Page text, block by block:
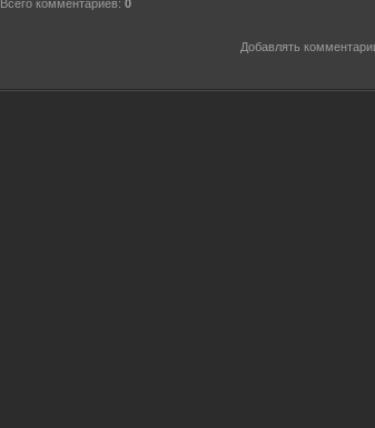
Всего комментариев: 0
Добавлять